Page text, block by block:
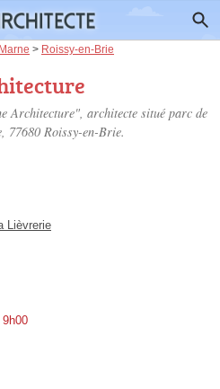
> Roissy-en-Brie
Architecture", architecte situé parc de
, 77680 Roissy-en-Brie.
Lièvrerie